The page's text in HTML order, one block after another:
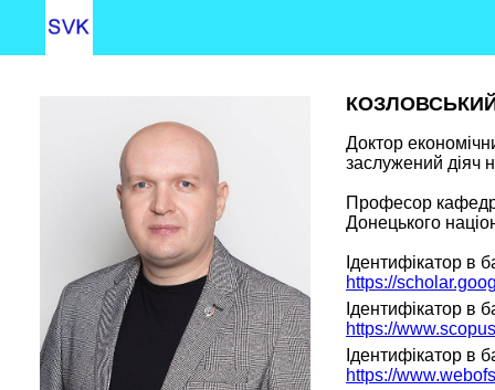
Доктор
заслужений діяч
Професор
Донецького
Ідентифікатор в
https://
Ідентифікатор в
https://
Ідентифікатор в
https://